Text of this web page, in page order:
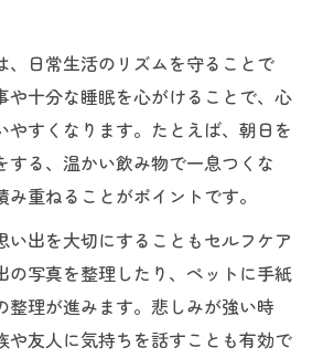
、日常生活のリズムを守ることで
や十分な睡眠を心がけることで、心
やすくなります。たとえば、朝日を
する、温かい飲み物で一息つくな
重ねることがポイントです。
い出を大切にすることもセルフケア
の写真を整理したり、ペットに手紙
整理が進みます。悲しみが強い時
や友人に気持ちを話すことも有効で